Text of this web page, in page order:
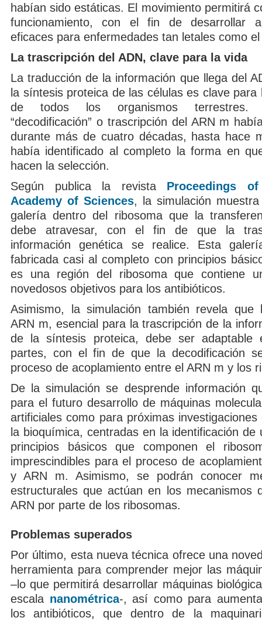
habían sido estáticas. El movimiento permitirá
funcionamiento, con el fin de desarrollar
eficaces para enfermedades tan letales como
La trascripción del ADN, clave para la vida
La traducción de la información que llega del
la síntesis proteica de las células es clave para
de todos los organismos terrestres.
“decodificación” o trascripción del ARN m
durante más de cuatro décadas, hasta hace
había identificado al completo la forma en
hacen la selección.
Según publica la revista Proceedings
Academy of Sciences, la simulación
galería dentro del ribosoma que la
debe atravesar, con el fin de que la
información genética se realice. Esta
fabricada casi al completo con principios
es una región del ribosoma que contiene
novedosos objetivos para los antibióticos.
Asimismo, la simulación también revela que
ARN m, esencial para la trascripción de la
de la síntesis proteica, debe ser
partes, con el fin de que la decodificación
proceso de acoplamiento entre el ARN m y los
De la simulación se desprende información
para el futuro desarrollo de máquinas
artificiales como para próximas
la bioquímica, centradas en la identificación de
principios básicos que componen el
imprescindibles para el proceso de
y ARN m. Asimismo, se podrán conocer
estructurales que actúan en los mecanismos
ARN por parte de los ribosomas.
Problemas superados
Por último, esta nueva técnica ofrece una
herramienta para comprender mejor las
–lo que permitirá desarrollar máquinas
escala nanométrica-, así como para
los antibióticos, que dentro de la